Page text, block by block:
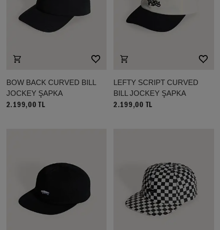
BOW BACK CURVED BILL
JOCKEY ŞAPKA
2.199,00 TL
LEFTY SCRIPT CURVED
BILL JOCKEY ŞAPKA
2.199,00 TL